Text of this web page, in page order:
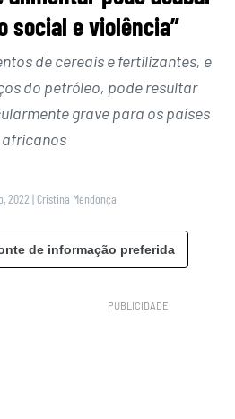
social e violência”
de cereais e fertilizantes, e
do petróleo, pode resultar
grave para os países
africanos
2022 | Cristina Mendonça
de informação preferida